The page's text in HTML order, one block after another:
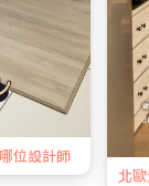
位設計師
北